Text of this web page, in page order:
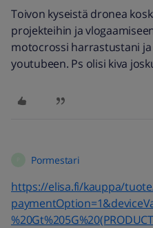
Toivon kyseistä dronea
projekteihin ja
motocrossi harrastustani
youtubeen. Ps olisi kiva
Pormestari
https://elisa.fi/kauppa/